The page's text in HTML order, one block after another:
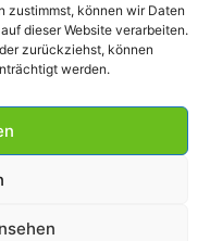
zustimmst, können wir Daten
dieser Website verarbeiten.
zurückziehst, können
werden.